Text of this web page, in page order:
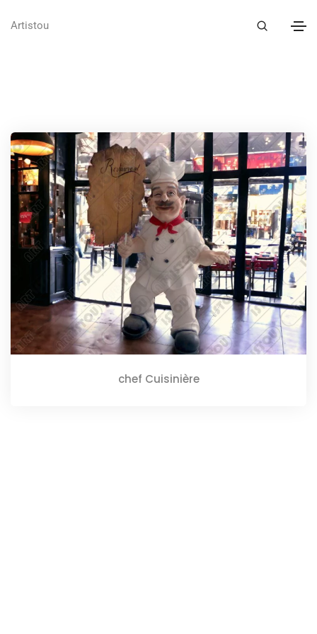
Artistou
chef Cuisinière